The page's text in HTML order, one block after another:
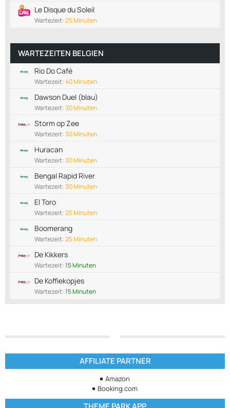
Le Disque du Soleil
Wartezeit:25 Minuten
WARTEZEITEN BELGIEN
Rio Do Café
Wartezeit:40 Minuten
Dawson Duel (blau)
Wartezeit:30 Minuten
Storm op Zee
Wartezeit:30 Minuten
Huracan
Wartezeit:30 Minuten
Bengal Rapid River
Wartezeit:30 Minuten
El Toro
Wartezeit:25 Minuten
Boomerang
Wartezeit:25 Minuten
De Kikkers
Wartezeit:15 Minuten
De Koffiekopjes
Wartezeit:15 Minuten
AFFILIATE PARTNER
Amazon
Booking.com